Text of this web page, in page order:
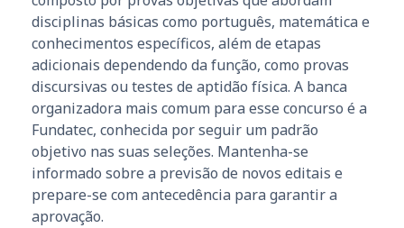
disciplinas básicas como português, matemática e
conhecimentos específicos, além de etapas
adicionais dependendo da função, como provas
discursivas ou testes de aptidão física. A banca
organizadora mais comum para esse concurso é a
Fundatec, conhecida por seguir um padrão
objetivo nas suas seleções. Mantenha-se
informado sobre a previsão de novos editais e
prepare-se com antecedência para garantir a
aprovação.